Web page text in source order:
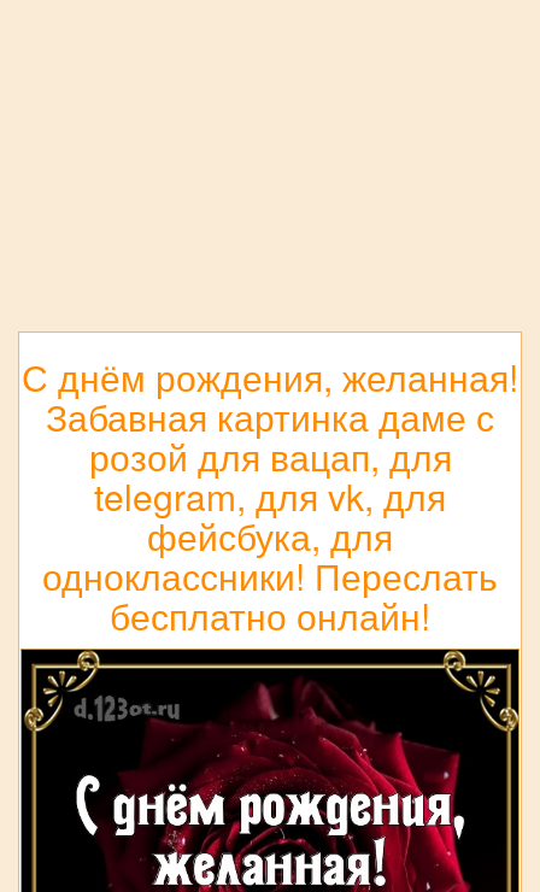
С днём рождения, желанная!
Забавная картинка даме с
розой для вацап, для
telegram, для vk, для
фейсбука, для
одноклассники! Переслать
бесплатно онлайн!